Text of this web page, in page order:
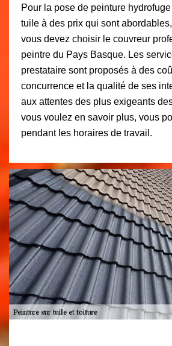
Pour la pose de peinture
tuile à des prix qui sont
vous devez choisir le couvreur
peintre du Pays Basque. Les
prestataire sont proposés à des
concurrence et la qualité de ses
aux attentes des plus exigeants
vous voulez en savoir plus, vous
pendant les horaires de travail.